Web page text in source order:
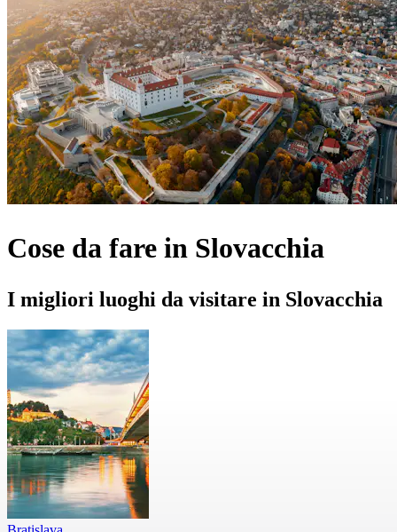
Cose da fare in Slovacchia
I migliori luoghi da visitare in Slovacchia